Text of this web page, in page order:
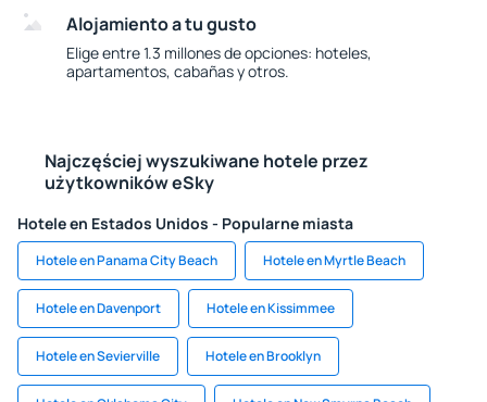
Alojamiento a tu gusto
Elige entre 1.3 millones de opciones: hoteles,
apartamentos, cabañas y otros.
Najczęściej wyszukiwane hotele przez
użytkowników eSky
Hotele en Estados Unidos - Popularne miasta
Hotele en Panama City Beach Hotele en Myrtle Beach
Hotele en Davenport Hotele en Kissimmee
Hotele en Sevierville Hotele en Brooklyn